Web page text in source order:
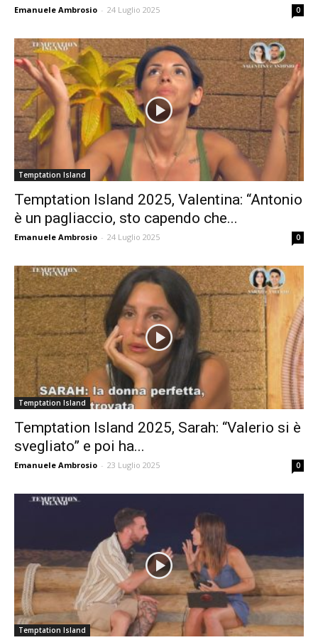
Emanuele Ambrosio - 24 Luglio 2025 0
Temptation Island
Temptation Island 2025, Valentina: “Antonio
è un pagliaccio, sto capendo che...
Emanuele Ambrosio - 24 Luglio 2025 0
Temptation Island
Temptation Island 2025, Sarah: “Valerio si è
svegliato” e poi ha...
Emanuele Ambrosio - 23 Luglio 2025 0
Temptation Island